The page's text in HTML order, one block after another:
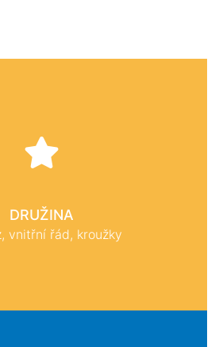
DRUŽINA
vnitřní řád, kroužky